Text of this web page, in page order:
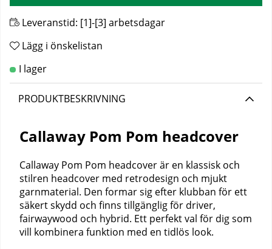
Leveranstid: [1]-[3] arbetsdagar
Lägg i önskelistan
PRODUKTBESKRIVNING
Callaway Pom Pom headcover
Callaway Pom Pom headcover är en klassisk och
stilren headcover med retrodesign och mjukt
garnmaterial. Den formar sig efter klubban för ett
säkert skydd och finns tillgänglig för driver,
fairwaywood och hybrid. Ett perfekt val för dig som
vill kombinera funktion med en tidlös look.